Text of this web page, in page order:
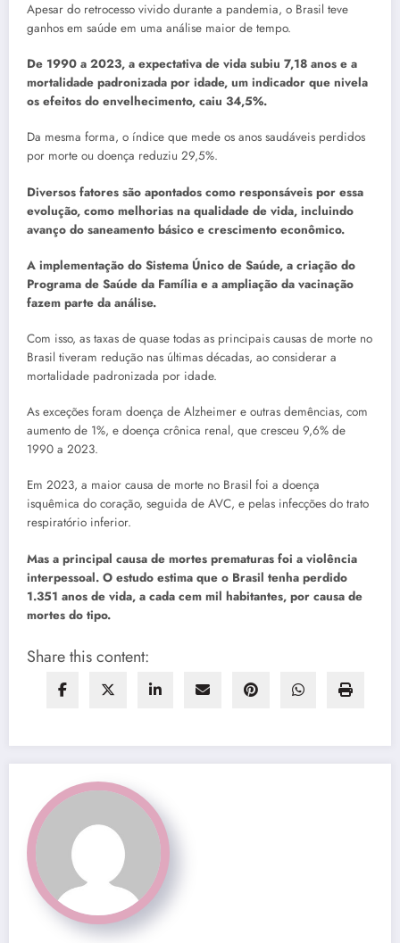
Apesar do retrocesso vivido durante a pandemia, o Brasil teve
ganhos em saúde em uma análise maior de tempo.
De 1990 a 2023, a expectativa de vida subiu 7,18 anos e a
mortalidade padronizada por idade, um indicador que nivela
os efeitos do envelhecimento, caiu 34,5%.
Da mesma forma, o índice que mede os anos saudáveis perdidos
por morte ou doença reduziu 29,5%.
Diversos fatores são apontados como responsáveis por essa
evolução, como melhorias na qualidade de vida, incluindo
avanço do saneamento básico e crescimento econômico.
A implementação do Sistema Único de Saúde, a criação do
Programa de Saúde da Família e a ampliação da vacinação
fazem parte da análise.
Com isso, as taxas de quase todas as principais causas de morte no
Brasil tiveram redução nas últimas décadas, ao considerar a
mortalidade padronizada por idade.
As exceções foram doença de Alzheimer e outras demências, com
aumento de 1%, e doença crônica renal, que cresceu 9,6% de
1990 a 2023.
Em 2023, a maior causa de morte no Brasil foi a doença
isquêmica do coração, seguida de AVC, e pelas infecções do trato
respiratório inferior.
Mas a principal causa de mortes prematuras foi a violência
interpessoal. O estudo estima que o Brasil tenha perdido
1.351 anos de vida, a cada cem mil habitantes, por causa de
mortes do tipo.
Share this content: